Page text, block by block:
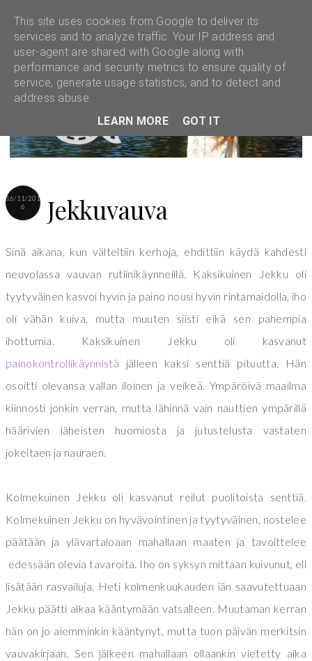
16/11/201
6
Jekkuvauva
Sinä aikana, kun välteltiin kerhoja, ehdittiin käydä kahdesti
neuvolassa vauvan rutiinikäynneillä. Kaksikuinen Jekku oli
tyytyväinen kasvoi hyvin ja paino nousi hyvin rintamaidolla, iho
oli vähän kuiva, mutta muuten siisti eikä sen pahempia
ihottumia. Kaksikuinen Jekku oli kasvanut
painokontrollikäynnistä jälleen kaksi senttiä pituutta. Hän
osoitti olevansa vallan iloinen ja veikeä. Ympäröivä maailma
kiinnosti jonkin verran, mutta lähinnä vain nauttien ympärillä
häärivien läheisten huomiosta ja jutustelusta vastaten
jokeltaen ja nauraen.
Kolmekuinen Jekku oli kasvanut reilut puolitoista senttiä.
Kolmekuinen Jekku on hyvävointinen ja tyytyväinen, nostelee
päätään ja ylävartaloaan mahallaan maaten ja tavoittelee
edessään olevia tavaroita. Iho on syksyn mittaan kuivunut, eli
lisätään rasvailuja. Heti kolmenkuukauden iän saavutettuaan
Jekku päätti alkaa kääntymään vatsalleen. Muutaman kerran
hän on jo aiemminkin kääntynyt, mutta tuon päivän merkitsin
vauvakirjaan. Sen jälkeen mahallaan ollaankin vietetty aika
This site uses cookies from Google to deliver its
services and to analyze traffic. Your IP address and
user-agent are shared with Google along with
performance and security metrics to ensure quality of
service, generate usage statistics, and to detect and
address abuse.
LEARN MORE
GOT IT